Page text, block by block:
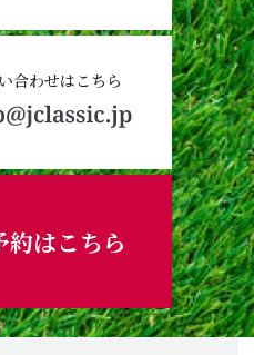
合わせはこちら
はこちら